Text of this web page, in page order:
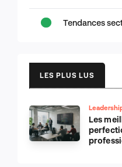
Tendances
LES PLUS LUS
Les